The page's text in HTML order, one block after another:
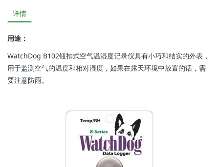
详情
用途：
WatchDog B102钮扣式空气温湿度记录仪具有小巧和结实的外表，
用于监测空气的温度和相对湿度，如果在露天环境中放置的话，需
要注意防雨。